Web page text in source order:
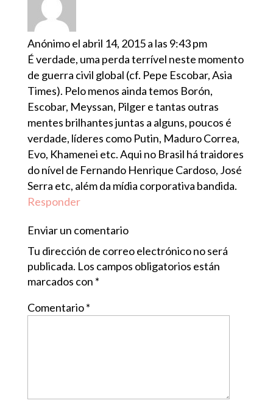
Anónimoel abril 14, 2015 a las 9:43 pm
É verdade, uma perda terrível neste momento
de guerra civil global (cf. Pepe Escobar, Asia
Times). Pelo menos ainda temos Borón,
Escobar, Meyssan, Pilger e tantas outras
mentes brilhantes juntas a alguns, poucos é
verdade, líderes como Putin, Maduro Correa,
Evo, Khamenei etc. Aqui no Brasil há traidores
do nível de Fernando Henrique Cardoso, José
Serra etc, além da mídia corporativa bandida.
Responder
Enviar un comentario
Tu dirección de correo electrónico no será
publicada. Los campos obligatorios están
marcados con *
Comentario*